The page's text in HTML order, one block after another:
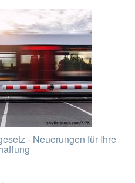
- Neuerungen für Ihre